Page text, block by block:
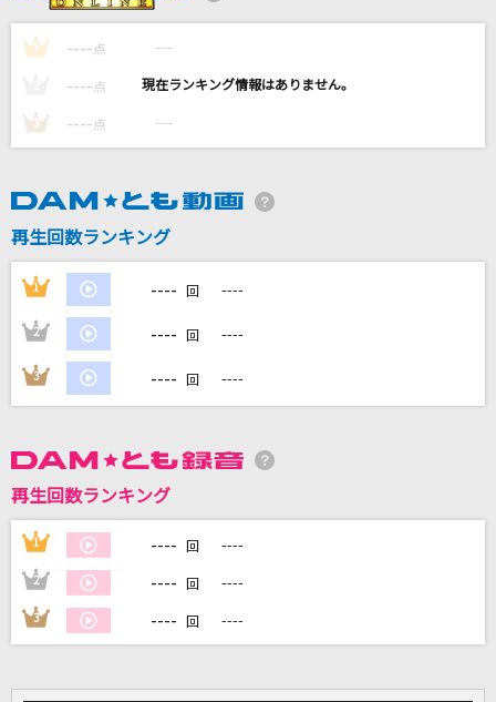
[生音]明日晴れるかな
君のせい
Soranji
Mrs. GREEN APPLE
もっと見る
カラオケ最新情報をチェック！
DAMに会員登録・ログインして
カラオケをもっと楽しもう！
1 ---- 点 ----
---- 点 ----
3 ---- 点 ----
再生回数ランキング
1 ---- 回 ----
2 ---- 回 ----
3 ---- 回 ----
再生回数ランキング
1 ---- 回 ----
2 ---- 回 ----
3 ---- 回 ----